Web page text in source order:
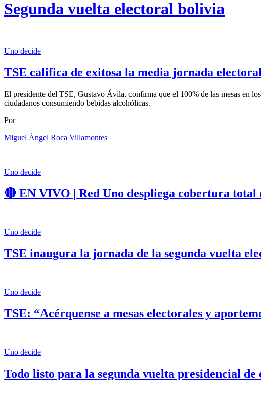
Segunda vuelta electoral bolivia
Uno decide
TSE califica de exitosa la media jornada
El presidente del TSE, Gustavo Ávila, confirma que el 100% de las mesas en
ciudadanos consumiendo bebidas alcohólicas.
Por
Miguel Ángel Roca Villamontes
Uno decide
🔴 EN VIVO | Red Uno despliega cobertura
Uno decide
TSE inaugura la jornada de la segunda vuelta
Uno decide
TSE: “Acérquense a mesas electorales y
Uno decide
Todo listo para la segunda vuelta presidencial de